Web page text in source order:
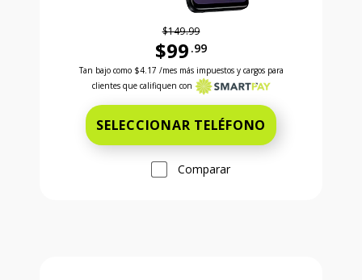
$149.99
$99 .99
Antes el precio era 149 dollars and 99 cents
Tan bajo como $4.17 /mes más impuestos y cargos para
clientes que califiquen con
SELECCIONAR TELÉFONO
Comparar